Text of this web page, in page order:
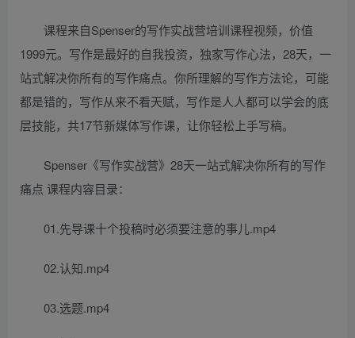
课程来自Spenser的写作实战营培训课程视频，价值
1999元。写作是最好的自我投资，独家写作心法，28天，一
站式解决你所有的写作痛点。你所理解的写作方法论，可能
都是错的，写作从来不看天赋，写作是人人都可以学会的底
层技能，共17节新媒体写作课，让你轻松上手写稿。
Spenser《写作实战营》28天一站式解决你所有的写作
痛点 课程内容目录：
01.先导课十个投稿时必须要注意的事儿.mp4
02.认知.mp4
03.选题.mp4